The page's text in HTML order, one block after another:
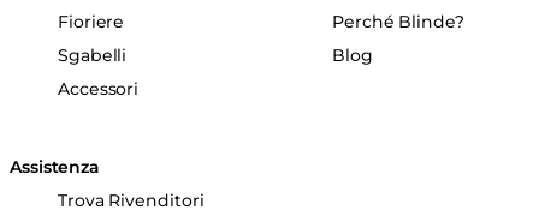
Fioriere
Sgabelli
Accessori
Perché Blinde?
Blog
Assistenza
Trova Rivenditori